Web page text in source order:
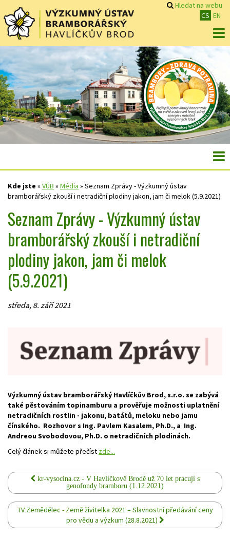
Hledat na webu
CS EN
Kde jste » VÚB » Média » Seznam Zprávy - Výzkumný ústav
bramborářský zkouší i netradiční plodiny jakon, jam či melok (5.9.2021)
Seznam Zprávy - Výzkumný ústav
bramborářský zkouší i netradiční
plodiny jakon, jam či melok
(5.9.2021)
středa, 8. září 2021
Výzkumný ústav bramborářský Havlíčkův Brod, s.r.o. se zabývá
také pěstováním topinamburu a prověřuje možnosti uplatnění
netradičních rostlin - jakonu, batátů, meloku nebo jamu
čínského. Rozhovor s Ing. Pavlem Kasalem, Ph.D., a Ing.
Andreou Svobodovou, Ph.D. o netradičních plodinách.
Celý článek si můžete přečíst zde...
kr-vysocina.cz - V Havlíčkově Brodě už 70 let pracují s
genofondy bramboru (1.12.2021)
TV Zemědělec - Země živitelka 2021 – Slavnostní předávání ceny
pro vědu a výzkum (28.8.2021)